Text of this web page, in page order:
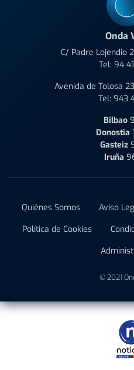
Onda
C/ Padre Lojendio
Tel: 94
Avenida de Tolosa
Tel: 943
Bilbao
Donostia
Gasteiz
Iruña
Quiénes Somos Aviso
Política de Cookies
© 2021